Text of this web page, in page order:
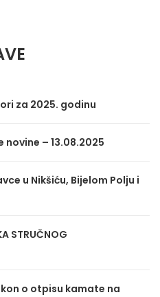
za 2025. godinu
– 13.08.2025
u Nikšiću, Bijelom Polju i
STRUČNOG
o otpisu kamate na